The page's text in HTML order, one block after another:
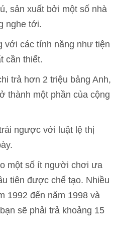
sản xuất bởi một số nhà
nghe tới.
với các tính năng như tiện
cần thiết.
trả hơn 2 triệu bảng Anh,
thành một phần của cộng
ngược với luật lệ thị
một số ít người chơi ưa
tiên được chế tạo. Nhiều
1992 đến năm 1998 và
sẽ phải trả khoảng 15